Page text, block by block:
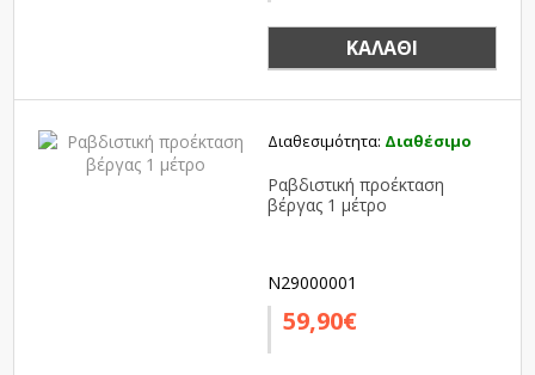
ΚΑΛΆΘΙ
Διαθεσιμότητα: Διαθέσιμο
Ραβδιστική προέκταση
βέργας 1 μέτρο
N29000001
59,90€